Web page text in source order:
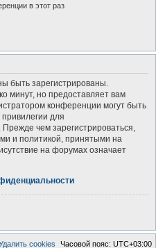
в этот раз
быть зарегистрированы.
минут, но предоставляет вам
конференции могут быть
для
чем зарегистрироваться,
и политикой, принятыми на
на форумах означает
Часовой пояс: UTC+03:00
cookies